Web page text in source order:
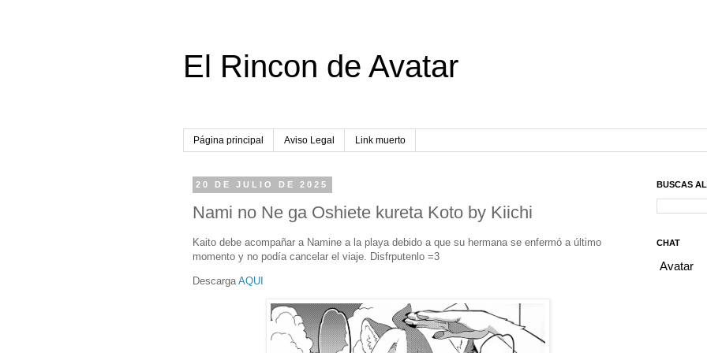
El Rincon de Avatar
Página principal Aviso Legal Link muerto
20 DE JULIO DE 2025
Nami no Ne ga Oshiete kureta Koto by Kiichi
Kaito debe acompañar a Namine a la playa debido a que su hermana se enfermó a último
momento y no podía cancelar el viaje. Disfrputenlo =3
DescargaAQUI
BUSCAS
CHAT